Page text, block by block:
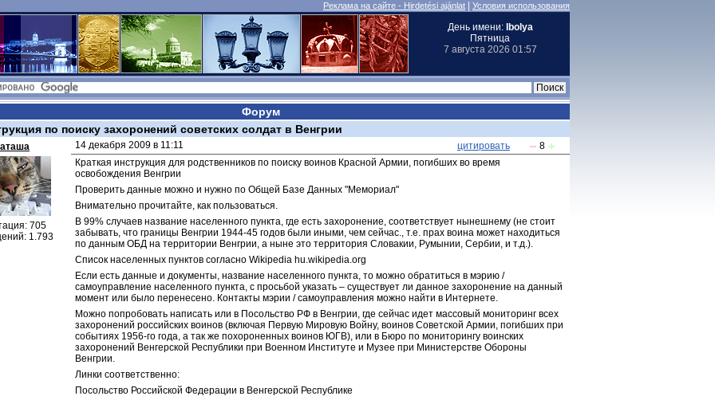
Реклама на сайте - Hirdetési ajánlat Условия использования
День имени: Ibolya
Пятница
7 августа 2026 01:57
Форум
по поиску захоронений советских солдат в Венгрии
705
1.793
14 декабря 2009 в 11:11 цитировать
8
Краткая инструкция для родственников по поиску воинов Красной Армии, погибших во время
освобождения Венгрии
Проверить данные можно и нужно по Общей Базе Данных "Мемориал"
Внимательно прочитайте, как пользоваться.
В 99% случаев название населенного пункта, где есть захоронение, соответствует нынешнему (не стоит
забывать, что границы Венгрии 1944-45 годов были иными, чем сейчас., т.е. прах воина может находиться
по данным ОБД на территории Венгрии, а ныне это территория Словакии, Румынии, Сербии, и т.д.).
Список населенных пунктов согласно Wikipedia hu.wikipedia.org
Если есть данные и документы, название населенного пункта, то можно обратиться в мэрию /
самоуправление населенного пункта, с просьбой указать – существует ли данное захоронение на данный
момент или было перенесено. Контакты мэрии / самоуправления можно найти в Интернете.
Можно попробовать написать или в Посольство РФ в Венгрии, где сейчас идет массовый мониторинг всех
захоронений российских воинов (включая Первую Мировую Войну, воинов Советской Армии, погибших при
событиях 1956-го года, а так же похороненных воинов ЮГВ), или в Бюро по мониторингу воинских
захоронений Венгерской Республики при Военном Институте и Музее при Министерстве Обороны
Венгрии.
Линки соответственно:
Посольство Российской Федерации в Венгерской Республике